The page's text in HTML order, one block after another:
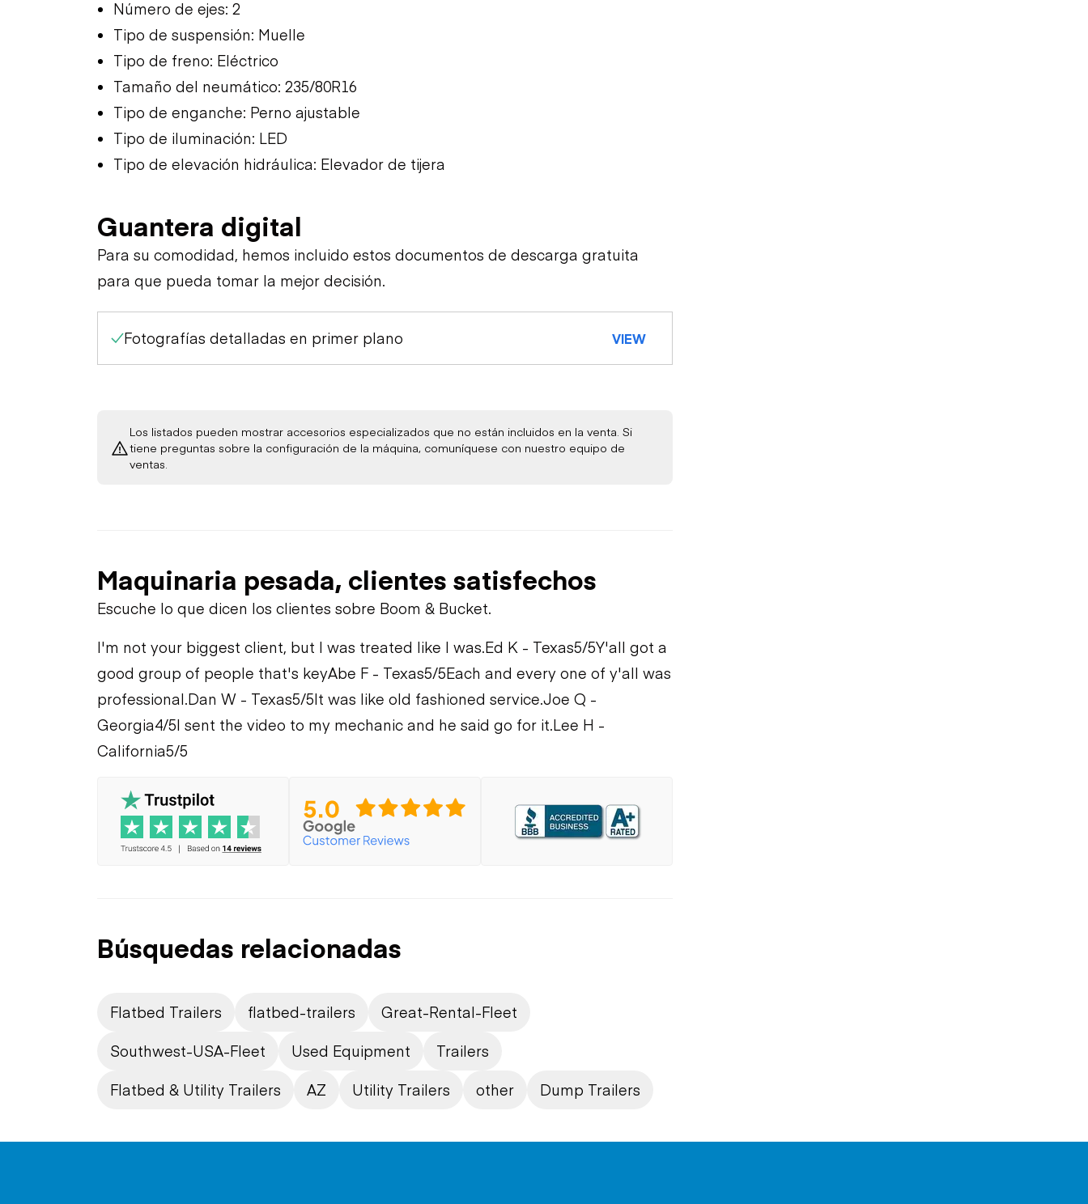
Número de ejes: 2
Tipo de suspensión: Muelle
Tipo de freno: Eléctrico
Tamaño del neumático: 235/80R16
Tipo de enganche: Perno ajustable
Tipo de iluminación: LED
Tipo de elevación hidráulica: Elevador de tijera
Guantera digital
Para su comodidad, hemos incluido estos documentos de descarga gratuita
para que pueda tomar la mejor decisión.
Fotografías detalladas en primer plano VIEW
Los listados pueden mostrar accesorios especializados que no están incluidos en la venta. Si
tiene preguntas sobre la configuración de la máquina, comuníquese con nuestro equipo de
ventas.
Maquinaria pesada, clientes satisfechos
Escuche lo que dicen los clientes sobre Boom & Bucket.
I'm not your biggest client, but I was treated like I was.Ed K - Texas5/5Y'all got a
good group of people that's keyAbe F - Texas5/5Each and every one of y'all was
professional.Dan W - Texas5/5It was like old fashioned service.Joe Q -
Georgia4/5I sent the video to my mechanic and he said go for it.Lee H -
California5/5
Búsquedas relacionadas
Flatbed Trailers flatbed-trailers
Great-Rental-Fleet
Southwest-USA-Fleet
Used Equipment
Trailers
Flatbed & Utility Trailers
AZ Utility Trailers other Dump Trailers